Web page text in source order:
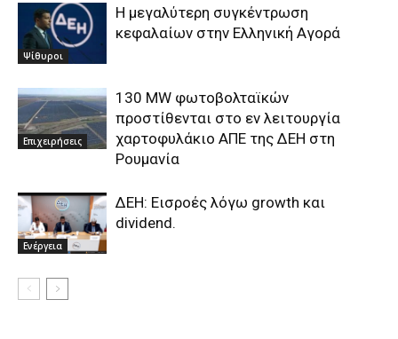
Ψίθυροι
Η μεγαλύτερη συγκέντρωση
κεφαλαίων στην Ελληνική Αγορά
Επιχειρήσεις
130 MW φωτοβολταϊκών
προστίθενται στο εν λειτουργία
χαρτοφυλάκιο ΑΠΕ της ΔΕΗ στη
Ρουμανία
Ενέργεια
ΔΕΗ: Εισροές λόγω growth και
dividend.